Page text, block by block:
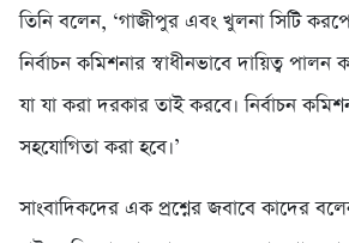
তিনি বলেন, ‘গাজীপুর এবং খুলনা সিটি
নির্বাচন কমিশনার স্বাধীনভাবে দায়িত্ব
যা যা করা দরকার তাই করবে। নির্বাচন
সহযোগিতা করা হবে।’
সাংবাদিকদের এক প্রশ্নের জবাবে কাদের